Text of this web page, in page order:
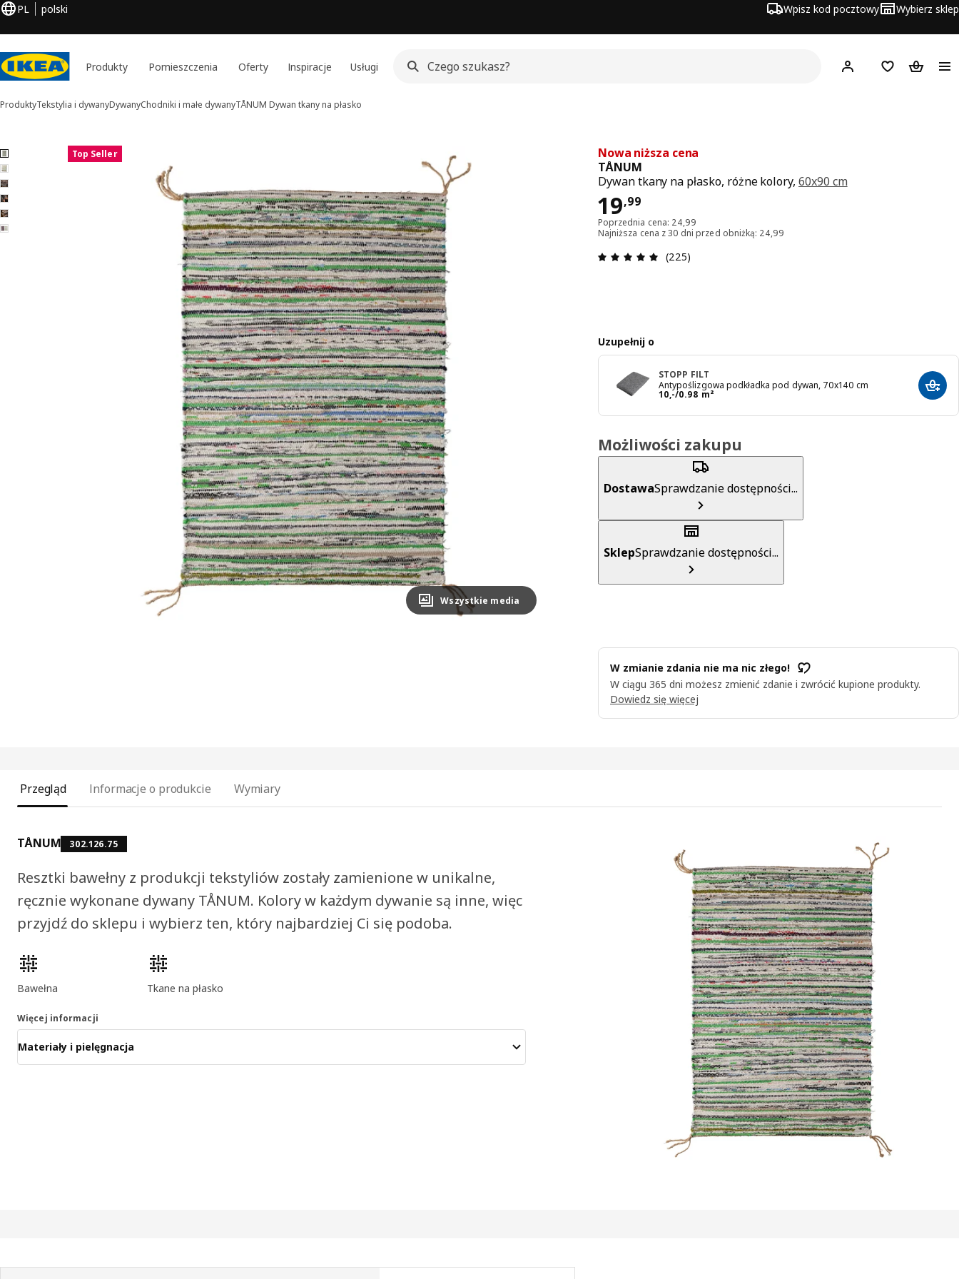
PL polski Wpisz kod pocztowy Wybierz sklep
Produkty Pomieszczenia Oferty Inspiracje Usługi Hej! Zaloguj się
Lista zakupowa
Koszyk
ProduktyTekstylia i dywanyDywanyChodniki i małe dywanyTÅNUM Dywan tkany na płasko
6 TÅNUM obrazy
zdjęcia
Image zoomed out, normal view
Top Seller
Wszystkie media
Nowa niższa cena
TÅNUM
Dywan tkany na płasko, różne kolory,60x90 cm
19,99
Cena 19,99
Poprzednia cena: 24,99
Najniższa cena z 30 dni przed obniżką: 24,99
Opinia: 4.9 na 5 gwiazdki. Recenzje ogółem: 225
(225)
Uzupełnij o
STOPP FILT
Antypoślizgowa podkładka pod dywan, 70x140 cm
10,-/0.98 m²
Cena 10,-/0.98 m²
Możliwości zakupu
DostawaSprawdzanie dostępności...
SklepSprawdzanie dostępności...
W zmianie zdania nie ma nic złego!
W ciągu 365 dni możesz zmienić zdanie i zwrócić kupione produkty.
Dowiedz się więcej
Przegląd Informacje o produkcie Wymiary
TÅNUM 302.126.75
Resztki bawełny z produkcji tekstyliów zostały zamienione w unikalne,
ręcznie wykonane dywany TÅNUM. Kolory w każdym dywanie są inne, więc
przyjdź do sklepu i wybierz ten, który najbardziej Ci się podoba.
Cechy produktu
Bawełna Tkane na płasko
Więcej informacji
Materiały i pielęgnacja